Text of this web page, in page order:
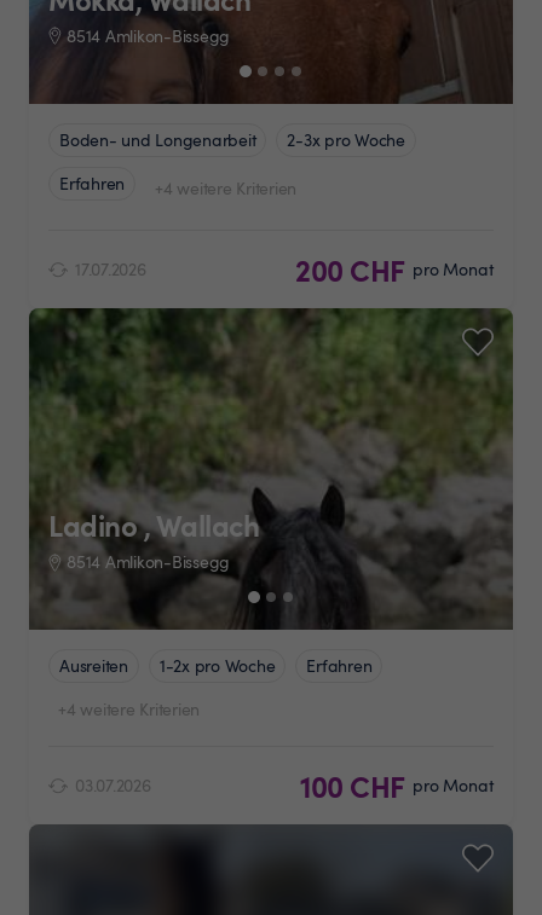
8514 Amlikon-Bissegg
Boden- und Longenarbeit
2-3x pro Woche
Erfahren
+4 weitere Kriterien
17.07.2026 200 CHF pro Monat
Ladino , Wallach
8514 Amlikon-Bissegg
Ausreiten 1-2x pro Woche
Erfahren
+4 weitere Kriterien
03.07.2026 100 CHF pro Monat